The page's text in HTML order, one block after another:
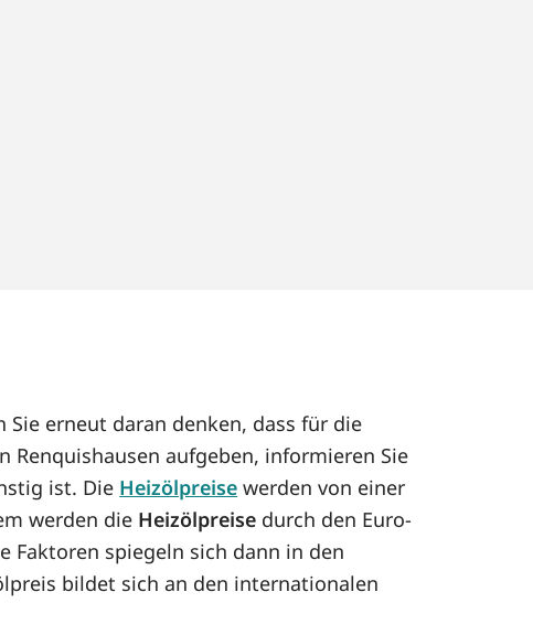
Sie erneut daran denken, dass für die
Renquishausen aufgeben, informieren Sie
ist. Die Heizölpreise werden von einer
werden die Heizölpreise durch den Euro-
Faktoren spiegeln sich dann in den
bildet sich an den internationalen